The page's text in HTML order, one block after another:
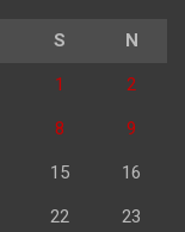
S N
1 2
8 9
15 16
22 23